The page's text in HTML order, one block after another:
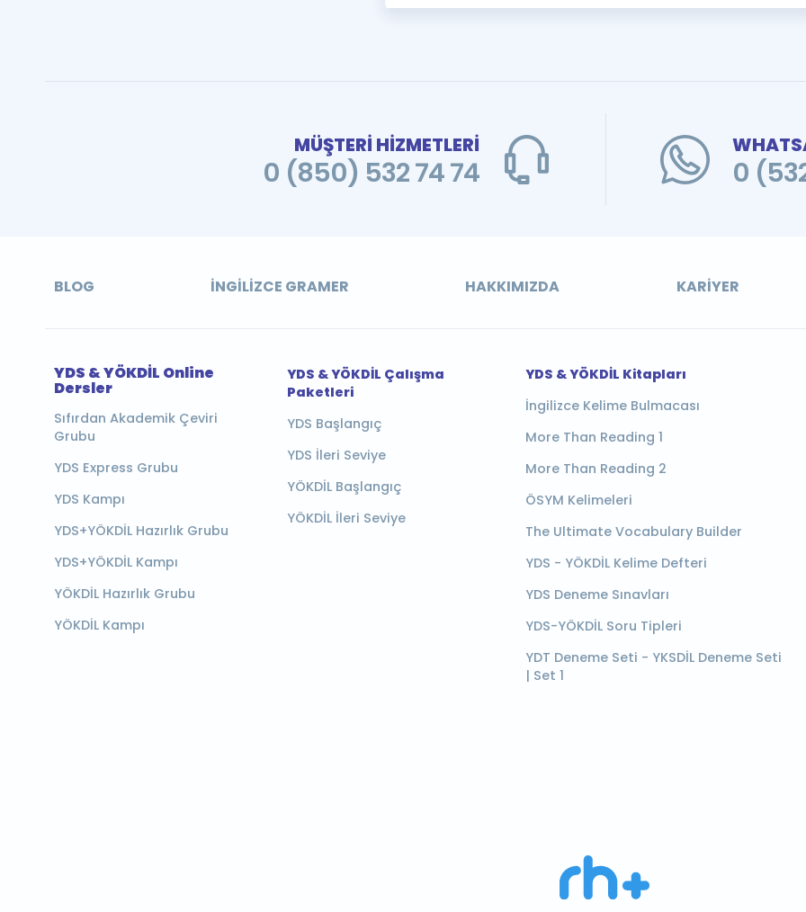
MÜŞTERİ HİZMETLERİ
0 (850) 532 74 74 0
BLOG İNGILIZCE GRAMER HAKKIMIZDA KARIYER
YDS & YÖKDİL Online
Dersler
Sıfırdan Akademik Çeviri
Grubu
YDS Express Grubu
YDS Kampı
YDS+YÖKDİL Hazırlık Grubu
YDS+YÖKDİL Kampı
YÖKDİL Hazırlık Grubu
YÖKDİL Kampı
YDS & YÖKDİL Çalışma
Paketleri
YDS Başlangıç
YDS İleri Seviye
YÖKDİL Başlangıç
YÖKDİL İleri Seviye
YDS & YÖKDİL Kitapları
İngilizce Kelime Bulmacası
More Than Reading 1
More Than Reading 2
ÖSYM Kelimeleri
The Ultimate Vocabulary Builder
YDS - YÖKDİL Kelime Defteri
YDS Deneme Sınavları
YDS-YÖKDİL Soru Tipleri
YDT Deneme Seti - YKSDİL Deneme Seti
| Set 1